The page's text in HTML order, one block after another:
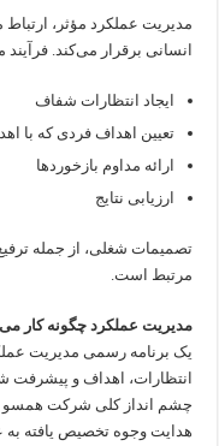
مدیریت عملکرد مؤثر، ارتباط
انسانی برقرار می‌کند.
ایجاد انتظارات شفاف
تعیین اهداف فردی که با
ارائه مداوم بازخوردها
ارزیابی نتایج
تصمیمات شغلی، از جمله
مرتبط است.
مدیریت عملکرد چگونه کار
یک برنامه رسمی مدیریت
انتظارات، اهداف و پیشرفت
چشم انداز کلی شرکت همسو
هدایت وجوه تخصیص یافته